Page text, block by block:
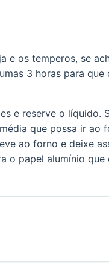
e os temperos, se
3 horas para que
e reserve o líquido.
que possa ir ao
ao forno e deixe
o papel alumínio que